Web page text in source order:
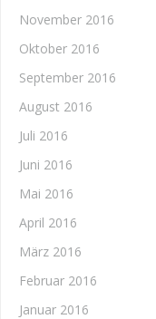
November 2016
Oktober 2016
September 2016
August 2016
Juli 2016
Juni 2016
Mai 2016
April 2016
März 2016
Februar 2016
Januar 2016